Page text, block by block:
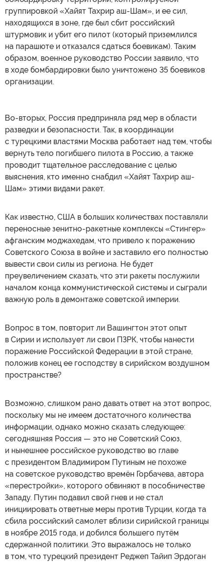
группировкой «Хайят Тахрир аш-Шам», и ее сил,
находящихся в зоне, где был сбит российский
штурмовик и убит его пилот (который приземлился
на парашюте и отказался сдаться боевикам). Таким
образом, военное руководство России заявило, что
в ходе бомбардировки было уничтожено 35 боевиков
организации.
Во-вторых, Россия предприняла ряд мер в области
разведки и безопасности. Так, в координации
с турецкими властями Москва работает над тем, чтобы
вернуть тело погибшего пилота в Россию, а также
проводит тщательное расследование с целью
выяснения, кто именно снабдил «Хайят Тахрир аш-
Шам» этими видами ракет.
Как известно, США в больших количествах поставляли
переносные зенитно-ракетные комплексы «Стингер»
афганским моджахедам, что привело к поражению
Советского Союза в войне и заставило его полностью
вывести свои силы из региона. Не будет
преувеличением сказать, что эти ракеты послужили
началом конца коммунистической системы и сыграли
важную роль в демонтаже советской империи.
Вопрос в том, повторит ли Вашингтон этот опыт
в Сирии и использует ли свои ПЗРК, чтобы нанести
поражение Российской Федерации в этой стране,
положив конец ее господству в сирийском воздушном
пространстве?
Возможно, слишком рано давать ответ на этот вопрос,
поскольку мы не имеем достаточного количества
информации, однако можно сказать следующее:
сегодняшняя Россия — это не Советский Союз,
и нынешнее российское руководство во главе
с президентом Владимиром Путиным не похоже
на советское руководство времён Горбачева, автора
«перестройки», которого обвиняют в пособничестве
Западу. Путин подавил свой гнев и не стал
инициировать ответные меры против Турции, когда та
сбила российский самолет вблизи сирийской границы
в ноябре 2015 года, и добился большего путём
сдержанной политики. Это выражалось не только
в том, что турецкий президент Реджеп Тайип Эрдоган